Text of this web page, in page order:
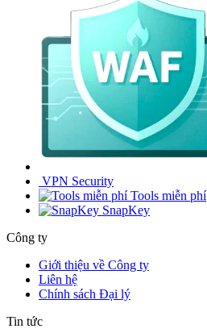
VPN Security
Tools miễn phí
SnapKey
Công ty
Giới thiệu về Công ty
Liên hệ
Chính sách Đại lý
Tin tức